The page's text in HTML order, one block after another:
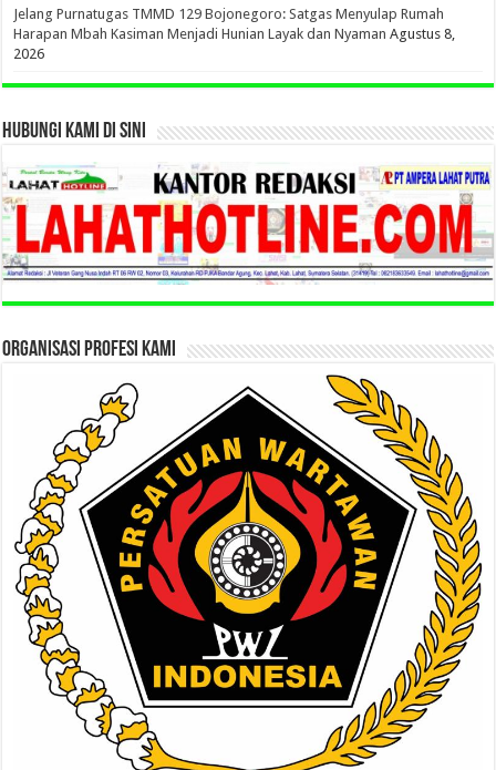
Jelang Purnatugas TMMD 129 Bojonegoro: Satgas Menyulap Rumah
Harapan Mbah Kasiman Menjadi Hunian Layak dan Nyaman Agustus 8,
2026
HUBUNGI KAMI DI SINI
ORGANISASI PROFESI KAMI